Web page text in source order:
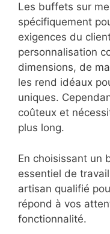
Les buffets sur
spécifiquement
exigences du
personnalisation
dimensions, de
les rend idéaux
uniques.
coûteux et
plus long.
En choisissant un
essentiel de
artisan qualifié
répond à vos
fonctionnalité.